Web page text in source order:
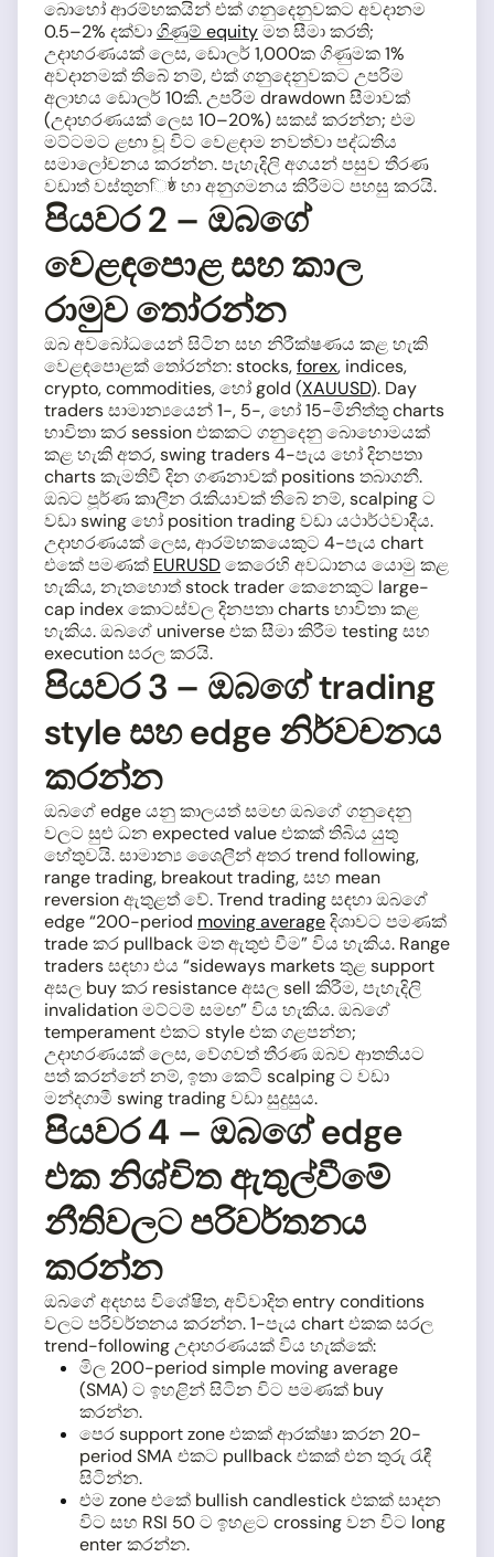
බොහෝ ආරම්භකයින් එක් ගනුදෙනුවකට අවදානම
0.5–2% දක්වාගිණුම් equityමත සීමා කරති;
උදාහරණයක් ලෙස, ඩොලර් 1,000ක ගිණුමක 1%
අවදානමක් තිබේ නම්, එක් ගනුදෙනුවකට උපරිම
අලාභය ඩොලර් 10කි. උපරිම drawdown සීමාවක්
(උදාහරණයක් ලෙස 10–20%) සකස් කරන්න; එම
මට්ටමට ළඟා වූ විට වෙළඳාම නවත්වා පද්ධතිය
සමාලෝචනය කරන්න. පැහැදිලි අගයන් පසුව තීරණ
වඩාත් වස්තුනিষ্ঠ හා අනුගමනය කිරීමට පහසු කරයි.
පියවර 2 – ඔබගේ
වෙළඳපොළ සහ කාල
රාමුව තෝරන්න
ඔබ අවබෝධයෙන් සිටින සහ නිරීක්ෂණය කළ හැකි
වෙළඳපොළක් තෝරන්න: stocks,forex, indices,
crypto, commodities, හෝ gold (XAUUSD). Day
traders සාමාන්‍යයෙන් 1-, 5-, හෝ 15-මිනිත්තු charts
භාවිතා කර session එකකට ගනුදෙනු බොහොමයක්
කළ හැකි අතර, swing traders 4-පැය හෝ දිනපතා
charts කැමතිවී දින ගණනාවක් positions තබාගනී.
ඔබට පූර්ණ කාලීන රැකියාවක් තිබේ නම්, scalping ට
වඩා swing හෝ position trading වඩා යථාර්ථවාදීය.
උදාහරණයක් ලෙස, ආරම්භකයෙකුට 4-පැය chart
එකේ පමණක් EURUSDකෙරෙහි අවධානය යොමු කළ
හැකිය, නැතහොත් stock trader කෙනෙකුට large-
cap index කොටස්වල දිනපතා charts භාවිතා කළ
හැකිය. ඔබගේ universe එක සීමා කිරීම testing සහ
execution සරල කරයි.
පියවර 3 – ඔබගේ trading
style සහ edge නිර්වචනය
කරන්න
ඔබගේ edge යනු කාලයත් සමඟ ඔබගේ ගනුදෙනු
වලට සුළු ධන expected value එකක් තිබිය යුතු
හේතුවයි. සාමාන්‍ය ශෛලීන් අතර trend following,
range trading, breakout trading, සහ mean
reversion ඇතුළත් වේ. Trend trading සඳහා ඔබගේ
edge “200-period moving averageදිශාවට පමණක්
trade කර pullback මත ඇතුළු වීම” විය හැකිය. Range
traders සඳහා එය “sideways markets තුළ support
අසල buy කර resistance අසල sell කිරීම, පැහැදිලි
invalidation මට්ටම් සමඟ” විය හැකිය. ඔබගේ
temperament එකට style එක ගළපන්න;
උදාහරණයක් ලෙස, වේගවත් තීරණ ඔබව ආතතියට
පත් කරන්නේ නම්, ඉතා කෙටි scalping ට වඩා
මන්දගාමී swing trading වඩා සුදුසුය.
පියවර 4 – ඔබගේ edge
එක නිශ්චිත ඇතුල්වීමේ
නීතිවලට පරිවර්තනය
කරන්න
ඔබගේ අදහස විශේෂිත, අවිවාදිත entry conditions
වලට පරිවර්තනය කරන්න. 1-පැය chart එකක සරල
trend-following උදාහරණයක් විය හැක්කේ:
මිල 200-period simple moving average
(SMA) ට ඉහළින් සිටින විට පමණක් buy
කරන්න.
පෙර support zone එකක් ආරක්ෂා කරන 20-
period SMA එකට pullback එකක් එන තුරු රැඳී
සිටින්න.
එම zone එකේ bullish candlestick එකක් සාදන
විට සහ RSI 50 ට ඉහළට crossing වන විට long
enter කරන්න.